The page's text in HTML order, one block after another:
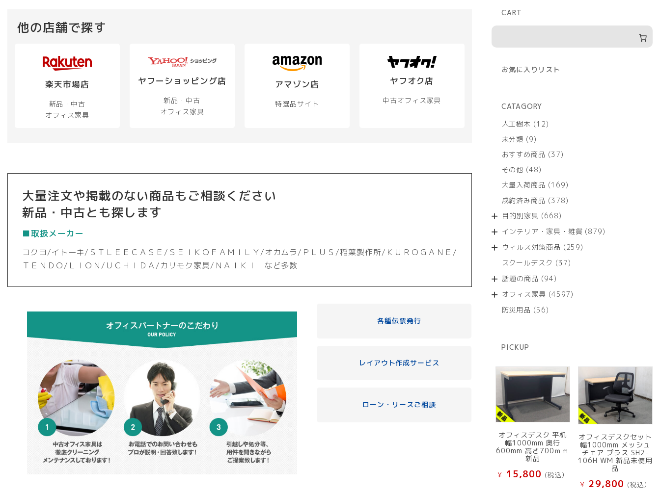
他の店舗で探す
楽天市場店
新品・中古
オフィス家具
ヤフーショッピング店
新品・中古
オフィス家具
アマゾン店
特選品サイト
ヤフオク店
中古オフィス家具
大量注文や掲載のない商品もご相談ください
新品・中古とも探します
■取扱メーカー
コクヨ/イトーキ/ＳＴＬＥＥＣＡＳＥ/ＳＥＩＫＯＦＡＭＩＬＹ/オカムラ/ＰＬＵＳ/稲葉製作所/ＫＵＲＯＧＡＮＥ/
ＴＥＮＤＯ/ＬＩＯＮ/ＵＣＨＩＤＡ/カリモク家具/ＮＡＩＫＩ など多数
各種伝票発行
レイアウト作成サービス
ローン・リースご相談
CART
お気に入りリスト
CATAGORY
人工樹木
1212
商
未分類 99
の
商
おすすめ商品 3737
商
その他 4848
の
商
大量入荷商品 169169
の
成約済み商品 378378
商
目的別家具 668668
の
商
インテリア・家具・雑貨 879879
ウィルス対策商品 259259
スクールデスク 3737
商
話題の商品 9494
の
オフィス家具 45974597
防災用品 5656
PICKUP
オフィスデスク 平机
幅1000mm 奥行
600mm 高さ700ｍｍ
新品
¥ 15,800 (税込）
オフィスデスクセット
幅1000mm メッシュ
チェア プラス SH2-
106H WM 新品未使用
品
¥ 29,800 (税込）